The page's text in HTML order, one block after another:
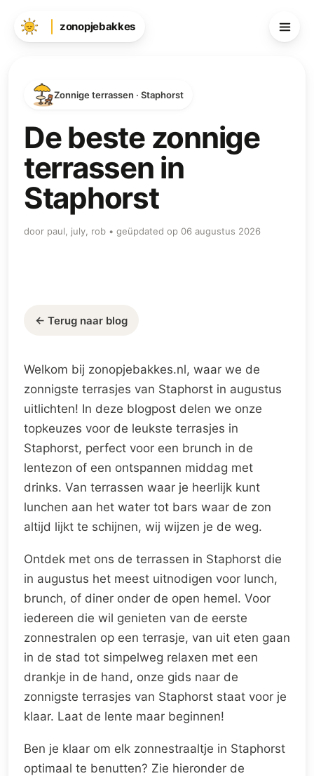
zonopjebakkes
Zonnige terrassen · Staphorst
De beste zonnige
terrassen in
Staphorst
door paul, july, rob • geüpdated op 06 augustus 2026
← Terug naar blog
Welkom bij zonopjebakkes.nl, waar we de
zonnigste terrasjes van Staphorst in augustus
uitlichten! In deze blogpost delen we onze
topkeuzes voor de leukste terrasjes in
Staphorst, perfect voor een brunch in de
lentezon of een ontspannen middag met
drinks. Van terrassen waar je heerlijk kunt
lunchen aan het water tot bars waar de zon
altijd lijkt te schijnen, wij wijzen je de weg.
Ontdek met ons de terrassen in Staphorst die
in augustus het meest uitnodigen voor lunch,
brunch, of diner onder de open hemel. Voor
iedereen die wil genieten van de eerste
zonnestralen op een terrasje, van uit eten gaan
in de stad tot simpelweg relaxen met een
drankje in de hand, onze gids naar de
zonnigste terrasjes van Staphorst staat voor je
klaar. Laat de lente maar beginnen!
Ben je klaar om elk zonnestraaltje in Staphorst
optimaal te benutten? Zie hieronder de